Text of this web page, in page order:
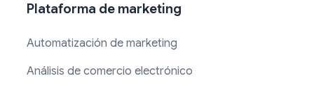
Plataforma de marketing
Automatización de marketing
Análisis de comercio electrónico